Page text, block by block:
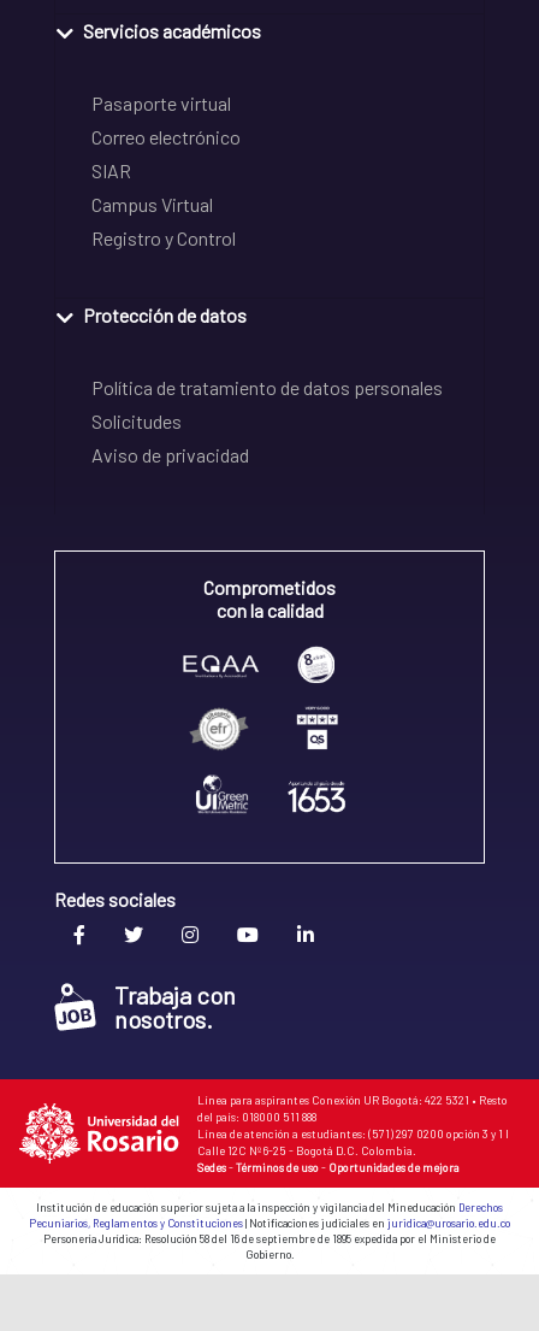
Servicios académicos
Pasaporte virtual
Correo electrónico
SIAR
Campus Virtual
Registro y Control
Protección de datos
Política de tratamiento de datos personales
Solicitudes
Aviso de privacidad
Comprometidos
con la calidad
Redes sociales
Trabaja con
nosotros.
Línea para aspirantes Conexión UR Bogotá: 422 5321 • Resto
del país: 018000 511 888
Línea de atención a estudiantes: (571) 297 0200 opción 3 y 1 I
Calle 12C Nº 6-25 - Bogotá D.C. Colombia.
Sedes-Términos de uso- Oportunidades de mejora
Institución de educación superior sujeta a la inspección y vigilancia del Mineducación Derechos
Pecuniarios, Reglamentos y Constituciones| Notificaciones judiciales en juridica@urosario.edu.co
Personería Jurídica: Resolución 58 del 16 de septiembre de 1895 expedida por el Ministerio de
Gobierno.